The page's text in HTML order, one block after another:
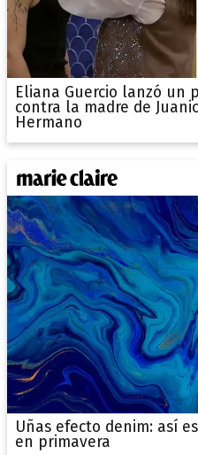
Eliana Guercio lanzó un
contra la madre de
Hermano
Uñas efecto denim: así
en primavera